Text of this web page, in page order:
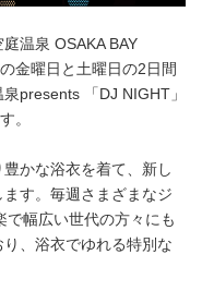
温泉 OSAKA BAY
金曜日と土曜日の2日間
presents 「DJ NIGHT」
。
かな浴衣を着て、新し
す。毎週さまざまなジ
で幅広い世代の方々にも
、浴衣でゆれる特別な